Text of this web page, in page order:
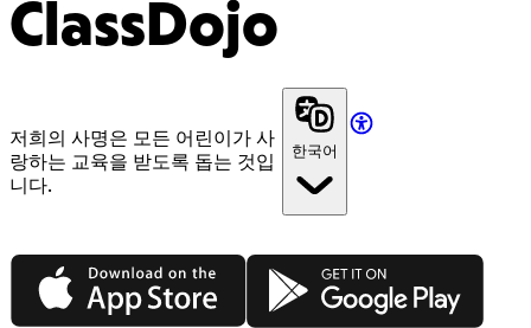
ClassDojo
저희의 사명은 모든 어린이가 사
랑하는 교육을 받도록 돕는 것입
니다.
한국어
App Store Google Play